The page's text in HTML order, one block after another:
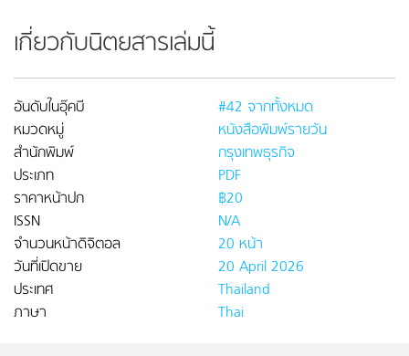
เกี่ยวกับนิตยสารเล่มนี้
อันดับในอุ๊คบี
#42 จากทั้งหมด
หมวดหมู่
หนังสือพิมพ์รายวัน
สำนักพิมพ์
กรุงเทพธุรกิจ
ประเภท
PDF
ราคาหน้าปก
฿20
ISSN
N/A
จำนวนหน้าดิจิตอล
20 หน้า
วันที่เปิดขาย
20 April 2026
ประเทศ
Thailand
ภาษา
Thai